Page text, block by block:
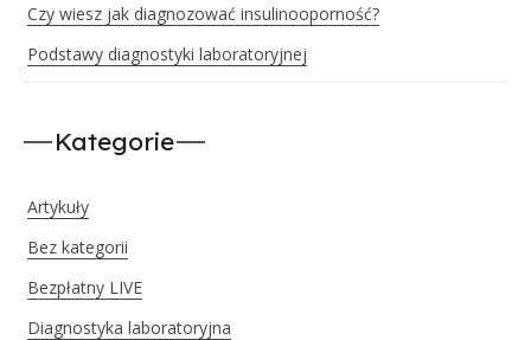
Czy wiesz jak diagnozować insulinooporność?
Podstawy diagnostyki laboratoryjnej
Kategorie
Artykuły
Bez kategorii
Bezpłatny LIVE
Diagnostyka laboratoryjna